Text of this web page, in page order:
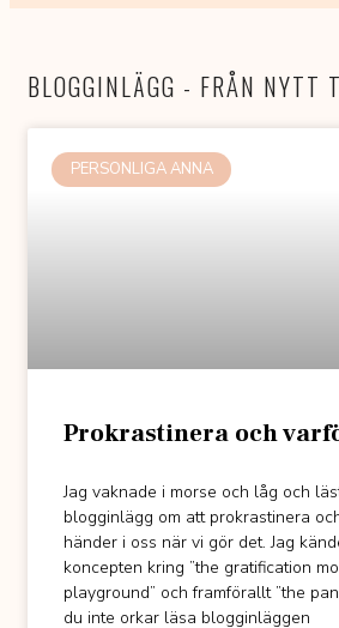
BLOGGINLÄGG - FRÅN NYTT
PERSONLIGA ANNA
Prokrastinera och
Jag vaknade i morse och låg och
blogginlägg om att prokrastinera
händer i oss när vi gör det. Jag
koncepten kring ”the gratification
playground” och framförallt ”the
du inte orkar läsa blogginläggen